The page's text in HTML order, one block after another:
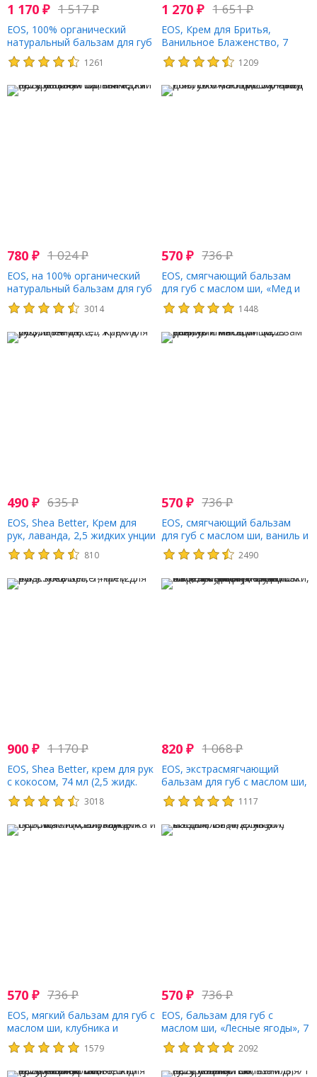
1 170 ₽ 1 517₽
EOS, 100% органический
натуральный бальзам для губ
с маслом ши, клубничный
сорбет, 2 шт. в упаковке, 4 г
1261
1 270₽ 1 651₽
EOS, Крем для Бритья,
Ванильное Блаженство, 7
жидких унций (207 мл)
1209
780 ₽ 1 024₽
EOS, на 100% органический
натуральный бальзам для губ
с маслом ши, мята, 7 г (0,25
унции)
3014
570₽ 736₽
EOS, смягчающий бальзам
для губ с маслом ши, «Мед и
яблоко», 7 г (0,25 унции)
1448
490 ₽ 635₽
EOS, Shea Better, Крем для
рук, лаванда, 2,5 жидких унции
(74 мл)
810
570₽ 736₽
EOS, смягчающий бальзам
для губ с маслом ши, ваниль и
мята, 7 г (0,25 унции)
2490
900 ₽ 1 170₽
EOS, Shea Better, крем для рук
с кокосом, 74 мл (2,5 жидк.
унции)
3018
820₽ 1 068₽
EOS, экстрасмягчающий
бальзам для губ с маслом ши,
клубника и персик, жареный
зефир, 2 упаковки, 4 г (0,14
1117
570 ₽ 736₽
EOS, мягкий бальзам для губ с
маслом ши, клубника и
персик, 7 г (0,25 унции)
1579
570₽ 736₽
EOS, бальзам для губ с
маслом ши, «Лесные ягоды», 7
г (0,25 унции)
2092